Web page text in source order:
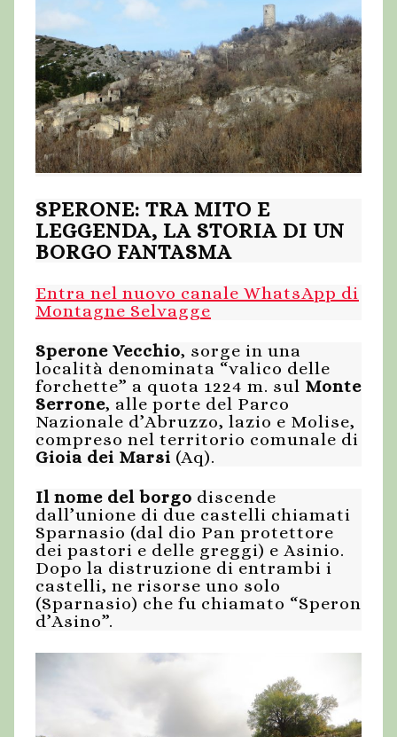
SPERONE: TRA MITO E
LEGGENDA, LA STORIA DI UN
BORGO FANTASMA
Entra nel nuovo canale WhatsApp di
Montagne Selvagge
Sperone Vecchio, sorge in una
località denominata “valico delle
forchette” a quota 1224 m. sul Monte
Serrone, alle porte del Parco
Nazionale d’Abruzzo, lazio e Molise,
compreso nel territorio comunale di
Gioia dei Marsi (Aq).
Il nome del borgo discende
dall’unione di due castelli chiamati
Sparnasio (dal dio Pan protettore
dei pastori e delle greggi) e Asinio.
Dopo la distruzione di entrambi i
castelli, ne risorse uno solo
(Sparnasio) che fu chiamato “Speron
d’Asino”.